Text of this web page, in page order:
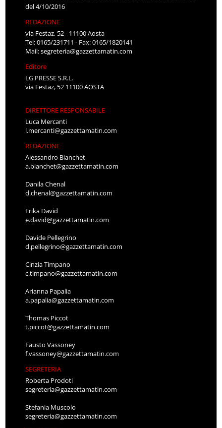
del 4/10/2016
REDAZIONE
via Festaz, 52 - 11100 Aosta
Tel: 0165/231711 - Fax: 0165/1820141
Mail:segreteria@gazzettamatin.com
Editore
LG PRESSE S.R.L.
via Festaz, 52 11100 AOSTA
DIRETTORE RESPONSABILE
Luca Mercanti
l.mercanti@gazzettamatin.com
REDAZIONE
Alessandro Bianchet
a.bianchet@gazzettamatin.com
Danila Chenal
d.chenal@gazzettamatin.com
Erika David
e.david@gazzettamatin.com
Davide Pellegrino
d.pellegrino@gazzettamatin.com
Cinzia Timpano
c.timpano@gazzettamatin.com
Arianna Papalia
a.papalia@gazzettamatin.com
Thomas Piccot
t.piccot@gazzettamatin.com
Fausto Vassoney
f.vassoney@gazzettamatin.com
SEGRETERIA
Roberta Prodoti
segreteria@gazzettamatin.com
Stefania Muscolo
segreteria@gazzettamatin.com